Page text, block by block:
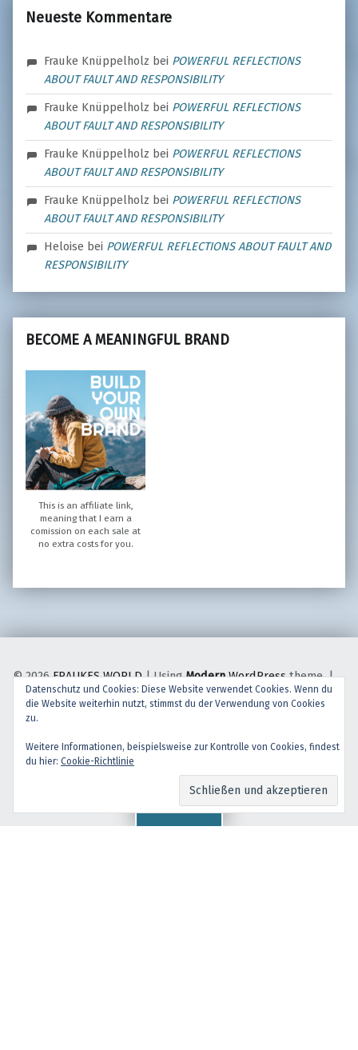
Menu
Neueste Kommentare
Frauke Knüppelholz bei POWERFUL REFLECTIONS
ABOUT FAULT AND RESPONSIBILITY
Frauke Knüppelholz bei POWERFUL REFLECTIONS
ABOUT FAULT AND RESPONSIBILITY
Frauke Knüppelholz bei POWERFUL REFLECTIONS
ABOUT FAULT AND RESPONSIBILITY
Frauke Knüppelholz bei POWERFUL REFLECTIONS
ABOUT FAULT AND RESPONSIBILITY
Heloise bei POWERFUL REFLECTIONS ABOUT FAULT AND
RESPONSIBILITY
BECOME A MEANINGFUL BRAND
This is an affiliate link,
meaning that I earn a
comission on each sale at
no extra costs for you.
© 2026FRAUKES WORLD |UsingModern WordPresstheme.|
Back to top ↑
facebook
instagram
Datenschutz und Cookies: Diese Website verwendet Cookies. Wenn du
die Website weiterhin nutzt, stimmst du der Verwendung von Cookies
zu.
Weitere Informationen, beispielsweise zur Kontrolle von Cookies, findest
du hier: Cookie-Richtlinie